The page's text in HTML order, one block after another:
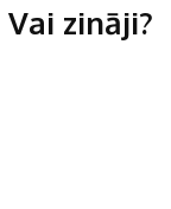
Vai zināji?